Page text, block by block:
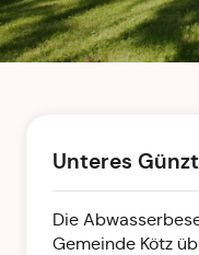
Unteres
Die
Gemeinde Kötz